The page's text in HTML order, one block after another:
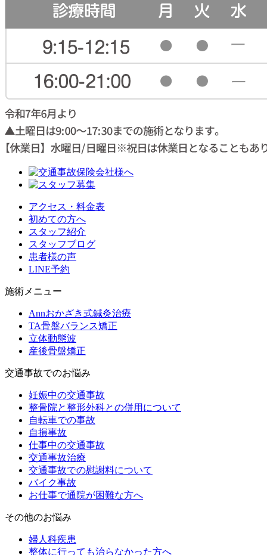
アクセス・料金表
初めての方へ
スタッフ紹介
スタッフブログ
患者様の声
LINE予約
施術メニュー
Annおかざき式鍼灸治療
TA骨盤バランス矯正
立体動態波
産後骨盤矯正
交通事故でのお悩み
妊娠中の交通事故
整骨院と整形外科との併用について
自転車での事故
自損事故
仕事中の交通事故
交通事故治療
交通事故での慰謝料について
バイク事故
お仕事で通院が困難な方へ
その他のお悩み
婦人科疾患
整体に行っても治らなかった方へ